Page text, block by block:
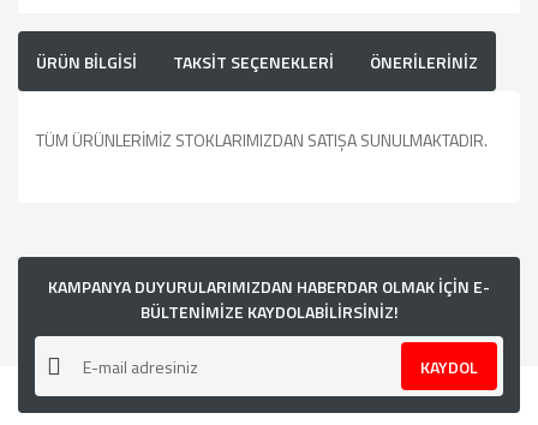
ÜRÜN BİLGİSİ TAKSİT SEÇENEKLERİ ÖNERİLERİNİZ
TÜM ÜRÜNLERİMİZ STOKLARIMIZDAN SATIŞA SUNULMAKTADIR.
kullanarak tarafımıza iletebilirsiniz.
Görüş ve önerileriniz için teşekkür ederiz.
Ürün resmi kalitesiz, bozuk veya görüntülenemiyor.
Ürün açıklamasında eksik bilgiler bulunuyor.
Ürün bilgilerinde hatalar bulunuyor.
KAMPANYA DUYURULARIMIZDAN HABERDAR OLMAK İÇİN E-
BÜLTENİMİZE KAYDOLABİLİRSİNİZ!
KAYDOL